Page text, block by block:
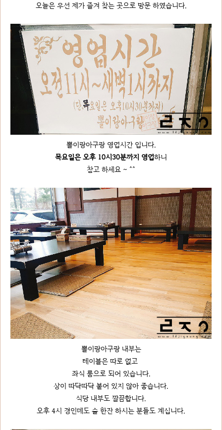
오늘은 우선 제가 즐겨 찾는 곳으로 방문 하였습니다.
뽈이랑아구랑 영업시간 입니다.
목요일은 오후 10시30분까지 영업하니
참고 하세요 ~ ^^
뽈이랑아구랑 내부는
테이블은 따로 없고
좌식 룸으로 되어 있습니다.
상이 따닥따닥 붙어 있지 않아 좋습니다.
식당 내부도 깔끔합니다.
오후 4시 경인데도 술 한잔 하시는 분들도 계십니다.